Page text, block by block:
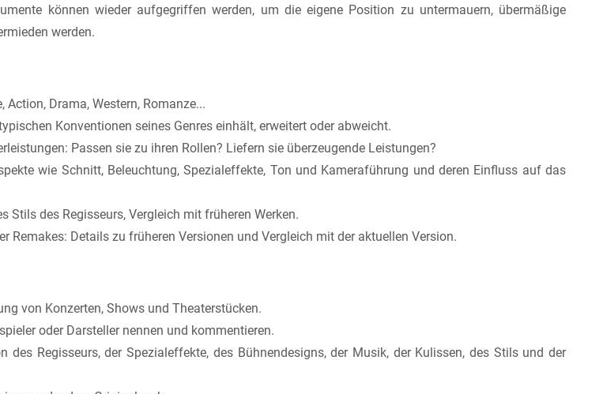
können wieder aufgegriffen werden, um die eigene Position zu untermauern, übermäßige
werden.
Action, Drama, Western, Romanze...
Konventionen seines Genres einhält, erweitert oder abweicht.
Passen sie zu ihren Rollen? Liefern sie überzeugende Leistungen?
wie Schnitt, Beleuchtung, Spezialeffekte, Ton und Kameraführung und deren Einfluss auf das
Stils des Regisseurs, Vergleich mit früheren Werken.
Remakes: Details zu früheren Versionen und Vergleich mit der aktuellen Version.
von Konzerten, Shows und Theaterstücken.
oder Darsteller nennen und kommentieren.
des Regisseurs, der Spezialeffekte, des Bühnendesigns, der Musik, der Kulissen, des Stils und der